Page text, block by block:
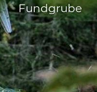
Fundgrube